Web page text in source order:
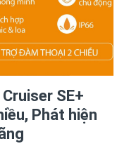
SE+
Phát hiện